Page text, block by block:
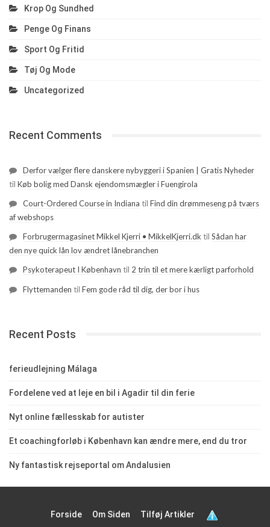
Krop Og Sundhed
Penge Og Finans
Sport Og Fritid
Tøj Og Mode
Uncategorized
Recent Comments
Derfor vælger flere danskere nybyggeri i Spanien | Gratis Nyheder
til Køb bolig med Dansk ejendomsmægler i Fuengirola
Court-Ordered Course in Indiana til Find din drømmeseng på tværs
af webshops
Forbrugermagasinet Mikkel Kjerri • MikkelKjerri.dk til Sådan har
den nye quick lån lov ændret lånebranchen
Psykoterapeut I København til 2 trin til et mere kærligt parforhold
Flyttemanden til Fem gode råd til dig, der bor i hus
Recent Posts
ferieudlejning Málaga
Fordelene ved at leje en bil i Agadir til din ferie
Nyt online fællesskab for autister
Et coachingforløb i København kan ændre mere, end du tror
Ny fantastisk rejseportal om Andalusien
Forside Om Siden Tilføj Artikler